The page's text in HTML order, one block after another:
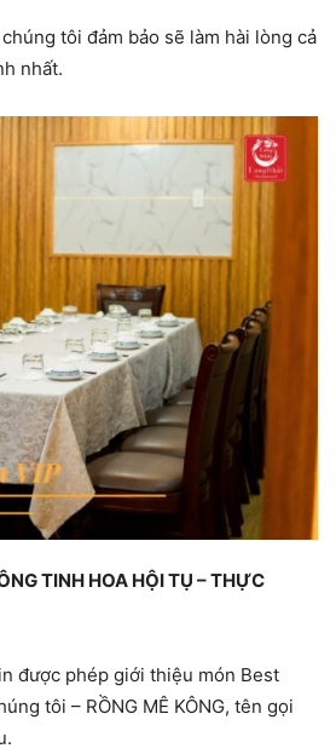
tôi đảm bảo sẽ làm hài lòng cả
nhất.
TINH HOA HỘI TỤ – THỰC
được phép giới thiệu món Best
tôi – RỒNG MÊ KÔNG, tên gọi